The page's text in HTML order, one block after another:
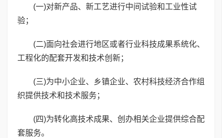
(一)对新产品、新工艺进行中间试验和工业性试
验；
(二)面向社会进行地区或者行业科技成果系统化、
工程化的配套开发和技术创新；
(三)为中小企业、乡镇企业、农村科技经济合作组
织提供技术和技术服务；
(四)为转化高技术成果、创办相关企业提供综合配
套服务。